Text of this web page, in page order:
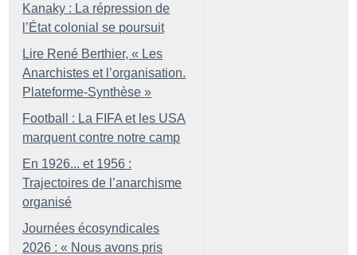
Kanaky : La répression de
l’État colonial se poursuit
Lire René Berthier, « Les
Anarchistes et l’organisation.
Plateforme-Synthèse »
Football : La FIFA et les USA
marquent contre notre camp
En 1926... et 1956 :
Trajectoires de l’anarchisme
organisé
Journées écosyndicales
2026 : « Nous avons pris